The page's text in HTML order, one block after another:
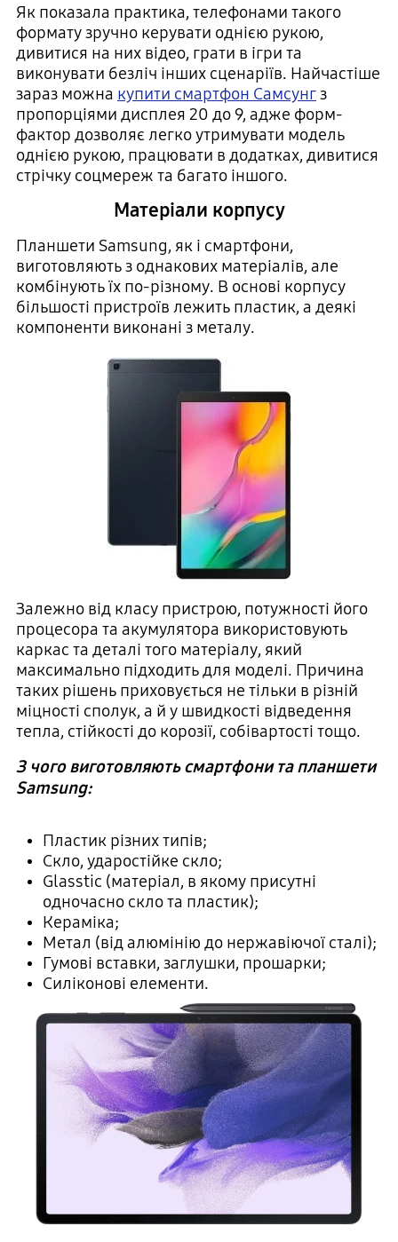
Як показала практика, телефонами такого
формату зручно керувати однією рукою,
дивитися на них відео, грати в ігри та
виконувати безліч інших сценаріїв. Найчастіше
зараз можна купити смартфон Самсунгз
пропорціями дисплея 20 до 9, адже форм-
фактор дозволяє легко утримувати модель
однією рукою, працювати в додатках, дивитися
стрічку соцмереж та багато іншого.
Матеріали корпусу
Планшети Samsung, як і смартфони,
виготовляють з однакових матеріалів, але
комбінують їх по-різному. В основі корпусу
більшості пристроїв лежить пластик, а деякі
компоненти виконані з металу.
Залежно від класу пристрою, потужності його
процесора та акумулятора використовують
каркас та деталі того матеріалу, який
максимально підходить для моделі. Причина
таких рішень приховується не тільки в різній
міцності сполук, а й у швидкості відведення
тепла, стійкості до корозії, собівартості тощо.
З чого виготовляють смартфони та планшети
Samsung:
Пластик різних типів;
Скло, ударостійке скло;
Glasstic (матеріал, в якому присутні
одночасно скло та пластик);
Кераміка;
Метал (від алюмінію до нержавіючої сталі);
Гумові вставки, заглушки, прошарки;
Силіконові елементи.